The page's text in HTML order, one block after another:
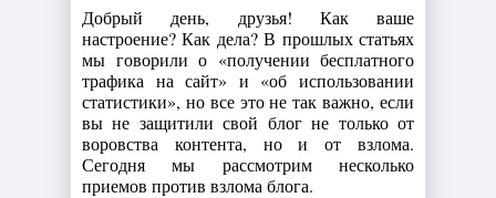
Добрый день, друзья! Как ваше
настроение? Как дела? В прошлых статьях
мы говорили о «получении бесплатного
трафика на сайт» и «об использовании
статистики», но все это не так важно, если
вы не защитили свой блог не только от
воровства контента, но и от взлома.
Сегодня мы рассмотрим несколько
приемов против взлома блога.